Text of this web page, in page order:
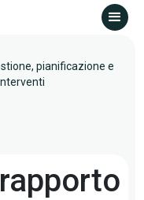
pianificazione e